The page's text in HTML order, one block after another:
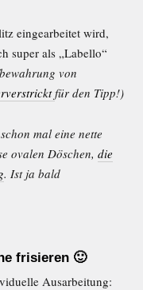
eingearbeitet wird,
super als „Labello“
von
für den Tipp!)
mal eine nette
ovalen Döschen, die
. Ist ja bald
frisieren 🙂
Ausarbeitung: